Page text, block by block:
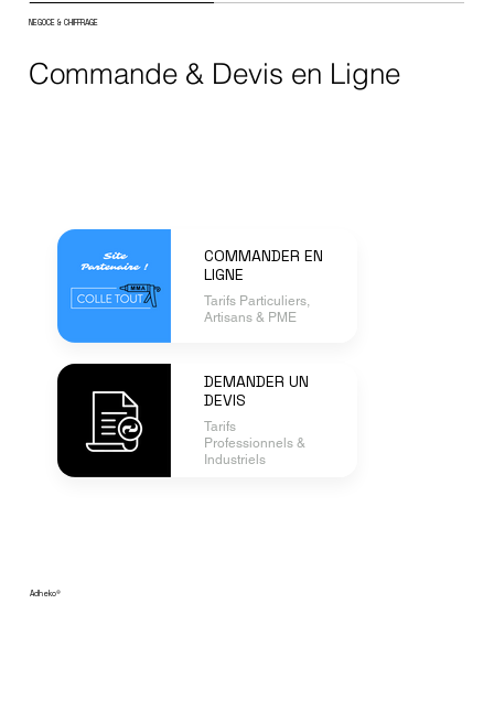
COMMANDER EN
LIGNE
Tarifs Particuliers,
Artisans & PME
DEMANDER UN
DEVIS
Tarifs
Professionnels &
Industriels
Commande & Devis en Ligne
NEGOCE & CHIFFRAGE
Adheko®